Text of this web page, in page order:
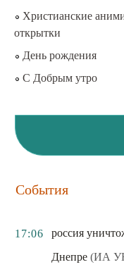
Христианские
открытки
День рождения
С Добрым утро
События
17:06
россия
Днепре (ИА